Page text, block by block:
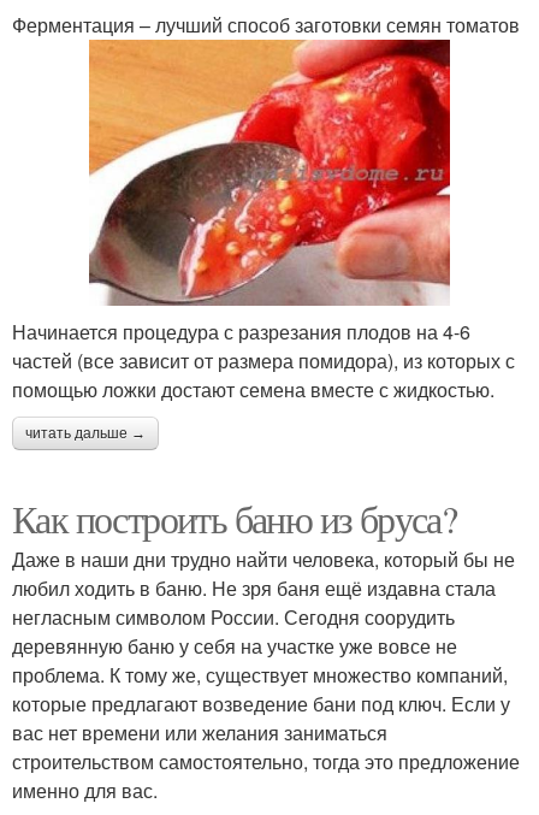
Ферментация – лучший способ заготовки семян томатов
Начинается процедура с разрезания плодов на 4-6
частей (все зависит от размера помидора), из которых с
помощью ложки достают семена вместе с жидкостью.
читать дальше →
Как построить баню из бруса?
Даже в наши дни трудно найти человека, который бы не
любил ходить в баню. Не зря баня ещё издавна стала
негласным символом России. Сегодня соорудить
деревянную баню у себя на участке уже вовсе не
проблема. К тому же, существует множество компаний,
которые предлагают возведение бани под ключ. Если у
вас нет времени или желания заниматься
строительством самостоятельно, тогда это предложение
именно для вас.